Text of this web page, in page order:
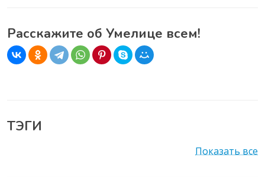
Расскажите об Умелице всем!
ТЭГИ
Показать все